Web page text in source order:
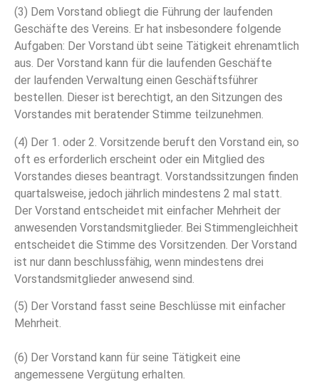
(3) Dem Vorstand obliegt die Führung der laufenden
Geschäfte des Vereins. Er hat insbesondere folgende
Aufgaben: Der Vorstand übt seine Tätigkeit ehrenamtlich
aus. Der Vorstand kann für die laufenden Geschäfte
der laufenden Verwaltung einen Geschäftsführer
bestellen. Dieser ist berechtigt, an den Sitzungen des
Vorstandes mit beratender Stimme teilzunehmen.
(4) Der 1. oder 2. Vorsitzende beruft den Vorstand ein, so
oft es erforderlich erscheint oder ein Mitglied des
Vorstandes dieses beantragt. Vorstandssitzungen finden
quartalsweise, jedoch jährlich mindestens 2 mal statt.
Der Vorstand entscheidet mit einfacher Mehrheit der
anwesenden Vorstandsmitglieder. Bei Stimmengleichheit
entscheidet die Stimme des Vorsitzenden. Der Vorstand
ist nur dann beschlussfähig, wenn mindestens drei
Vorstandsmitglieder anwesend sind.
(5) Der Vorstand fasst seine Beschlüsse mit einfacher
Mehrheit.
(6) Der Vorstand kann für seine Tätigkeit eine
angemessene Vergütung erhalten.